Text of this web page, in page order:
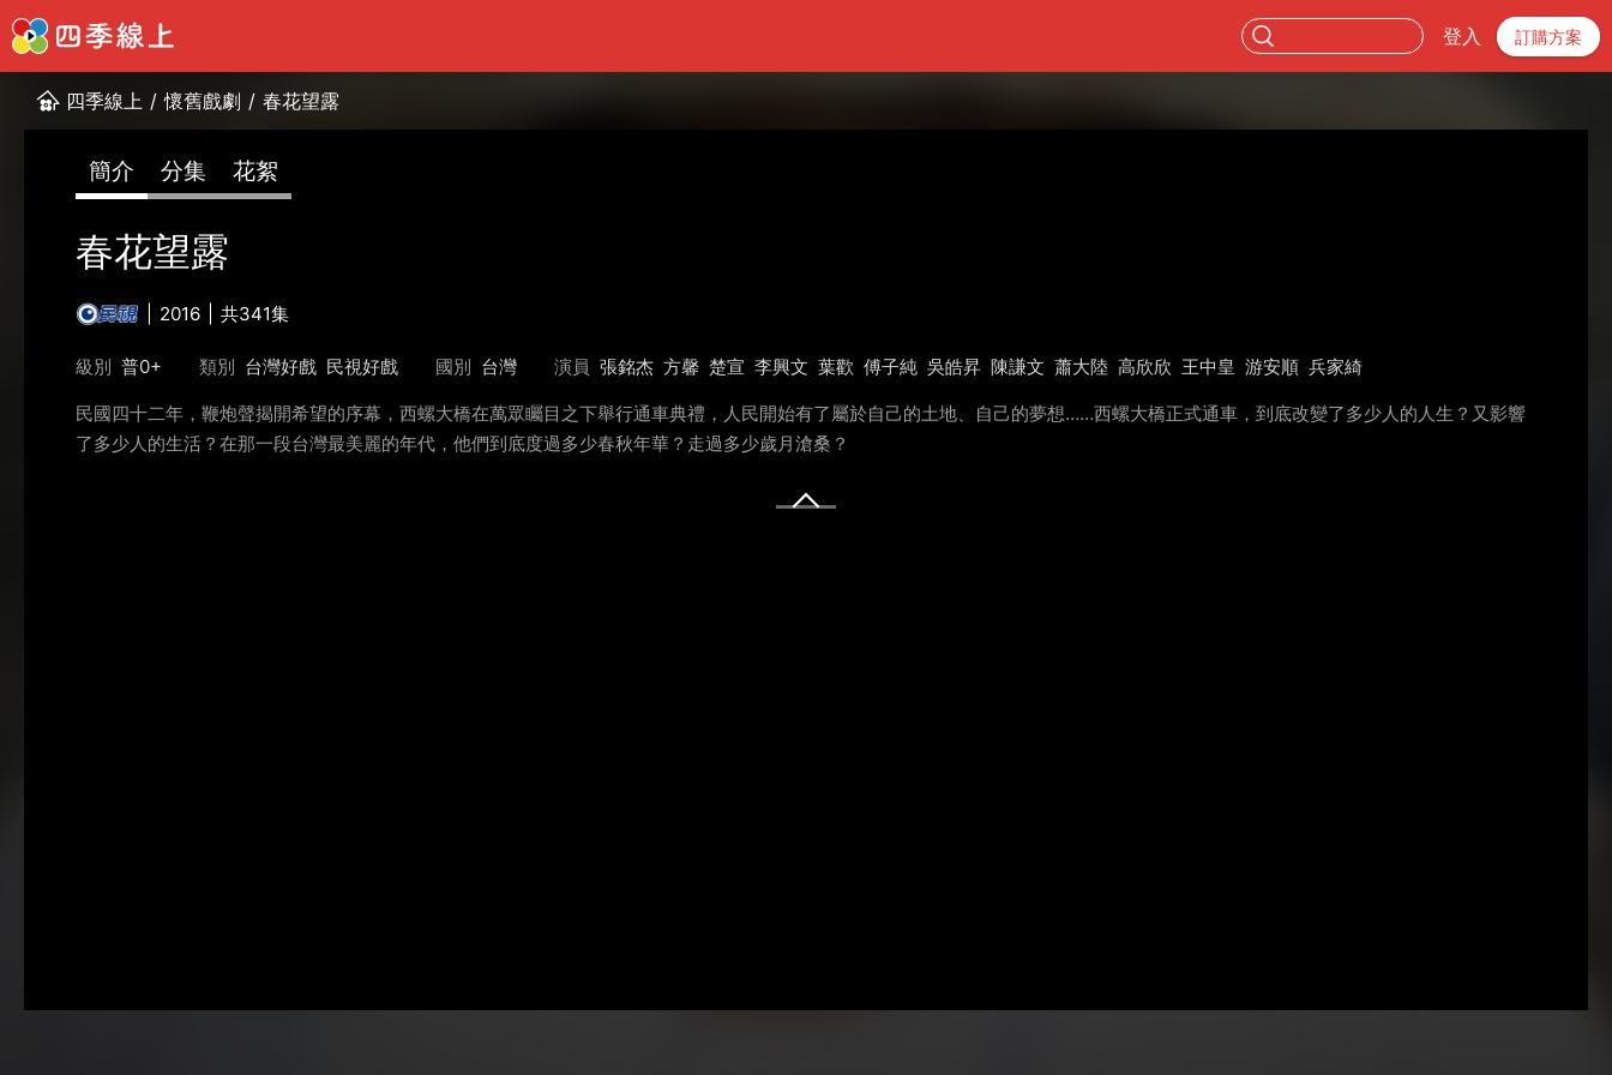
登入 訂購方案
四季線上 / 懷舊戲劇 / 春花望露
簡介 分集 花絮
春花望露
2016 共341集
級別 普0+ 類別 台灣好戲 民視好戲 國別 台灣 演員 張銘杰 方馨 楚宣 李興文 葉歡 傅子純 吳皓昇 陳謙文 蕭大陸 高欣欣 王中皇 游安順 兵家綺
民國四十二年，鞭炮聲揭開希望的序幕，西螺大橋在萬眾矚目之下舉行通車典禮，人民開始有了屬於自己的土地、自己的夢想……西螺大橋正式通車，到底改變了多少人的人生？又影響
了多少人的生活？在那一段台灣最美麗的年代，他們到底度過多少春秋年華？走過多少歲月滄桑？